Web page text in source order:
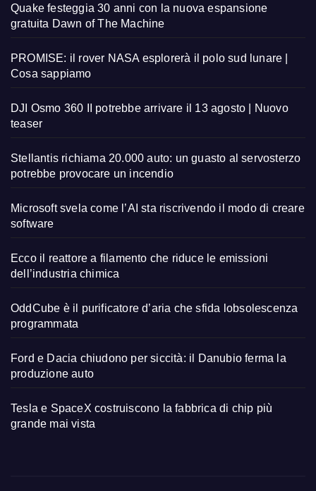
Quake festeggia 30 anni con la nuova espansione
gratuita Dawn of The Machine
PROMISE: il rover NASA esplorerà il polo sud lunare |
Cosa sappiamo
DJI Osmo 360 II potrebbe arrivare il 13 agosto | Nuovo
teaser
Stellantis richiama 20.000 auto: un guasto al servosterzo
potrebbe provocare un incendio
Microsoft svela come l’AI sta riscrivendo il modo di creare
software
Ecco il reattore a filamento che riduce le emissioni
dell’industria chimica
OddCube è il purificatore d’aria che sfida lobsolescenza
programmata
Ford e Dacia chiudono per siccità: il Danubio ferma la
produzione auto
Tesla e SpaceX costruiscono la fabbrica di chip più
grande mai vista